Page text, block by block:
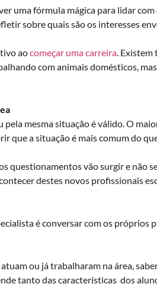
uma fórmula mágica para lidar
sobre quais são os interesses
aocomeçar uma carreira. Existem
com animais domésticos,
pela mesma situação é válido. O
que a situação é mais comum do
questionamentos vão surgir e não
destes novos profissionais
é conversar com os
ou já trabalharam na área,
tanto das características dos